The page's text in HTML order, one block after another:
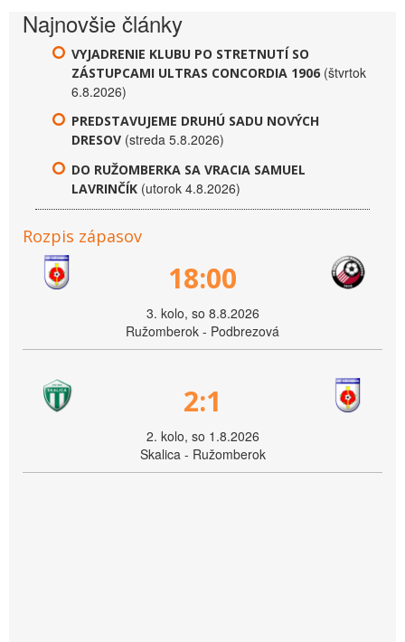
Najnovšie články
VYJADRENIE KLUBU PO STRETNUTÍ SO
ZÁSTUPCAMI ULTRAS CONCORDIA 1906 (štvrtok
6.8.2026)
PREDSTAVUJEME DRUHÚ SADU NOVÝCH
DRESOV (streda 5.8.2026)
DO RUŽOMBERKA SA VRACIA SAMUEL
LAVRINČÍK (utorok 4.8.2026)
Rozpis zápasov
18:00
3. kolo, so 8.8.2026
Ružomberok - Podbrezová
2:1
2. kolo, so 1.8.2026
Skalica - Ružomberok